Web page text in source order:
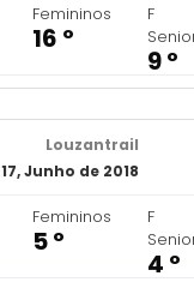
Femininos
16 º
F
9 º
Louzantrail
17, Junho de 2018
Femininos
5 º
F
4 º